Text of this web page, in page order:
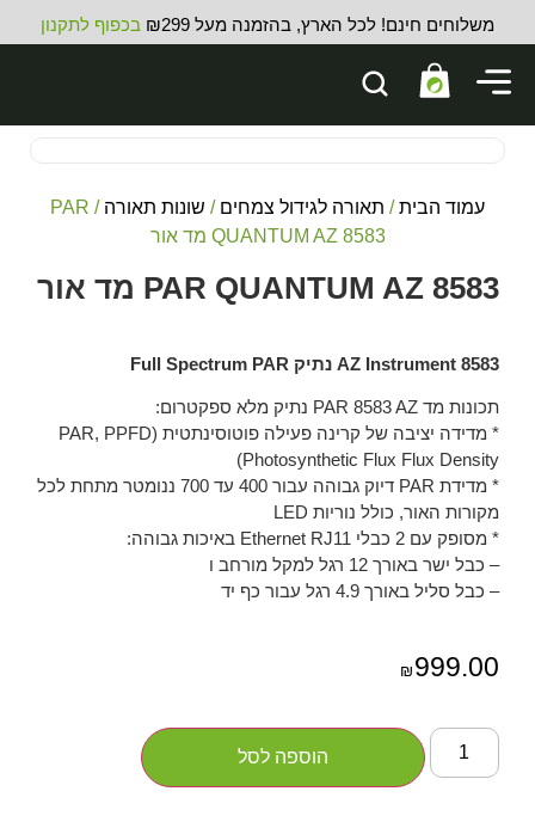
משלוחים חינם! לכל הארץ, בהזמנה מעל ₪299 בכפוף לתקנון
עמוד הבית/ תאורה לגידול צמחים / שונות תאורה
/ PAR
QUANTUM AZ 8583 מד אור
PAR QUANTUM AZ 8583 מד אור
AZ Instrument 8583 נתיק Full Spectrum PAR
תכונות מד PAR 8583 AZ נתיק מלא ספקטרום:
* מדידה יציבה של קרינה פעילה פוטוסינתטית (PAR, PPFD
Photosynthetic Flux Flux Density)
* מדידת PAR דיוק גבוהה עבור 400 עד 700 ננומטר מתחת לכל
מקורות האור, כולל נוריות LED
* מסופק עם 2 כבלי Ethernet RJ11 באיכות גבוהה:
– כבל ישר באורך 12 רגל למקל מורחב ו
– כבל סליל באורך 4.9 רגל עבור כף יד
₪ 999.00
הוספה לסל